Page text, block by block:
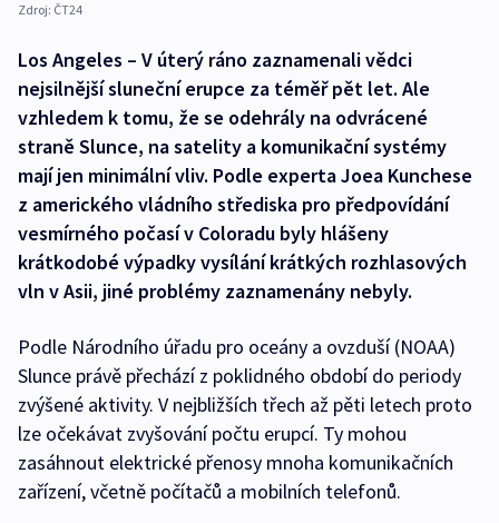
Zdroj: ČT24
Los Angeles – V úterý ráno zaznamenali vědci
nejsilnější sluneční erupce za téměř pět let. Ale
vzhledem k tomu, že se odehrály na odvrácené
straně Slunce, na satelity a komunikační systémy
mají jen minimální vliv. Podle experta Joea Kunchese
z amerického vládního střediska pro předpovídání
vesmírného počasí v Coloradu byly hlášeny
krátkodobé výpadky vysílání krátkých rozhlasových
vln v Asii, jiné problémy zaznamenány nebyly.
Podle Národního úřadu pro oceány a ovzduší (NOAA)
Slunce právě přechází z poklidného období do periody
zvýšené aktivity. V nejbližších třech až pěti letech proto
lze očekávat zvyšování počtu erupcí. Ty mohou
zasáhnout elektrické přenosy mnoha komunikačních
zařízení, včetně počítačů a mobilních telefonů.